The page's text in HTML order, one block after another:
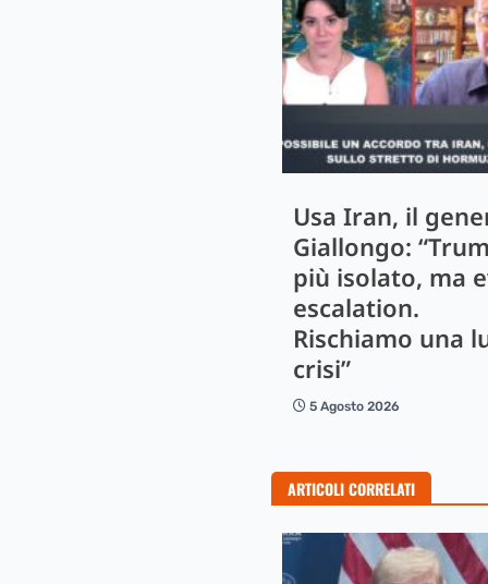
Usa Iran, il
Giallongo:
più isolato, ma
escalation.
Rischiamo una
crisi”
5 Agosto 2026
ARTICOLI CORRELATI